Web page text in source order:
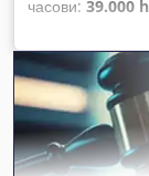
часови: 39.000 h